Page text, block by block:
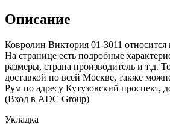
Описание
Ковролин Виктория 01-3011 относится
На странице есть подробные
размеры, страна производитель и т.д.
доставкой по всей Москве, также
Рум по адресу Кутузовский проспект,
(Вход в ADC Group)
Укладка